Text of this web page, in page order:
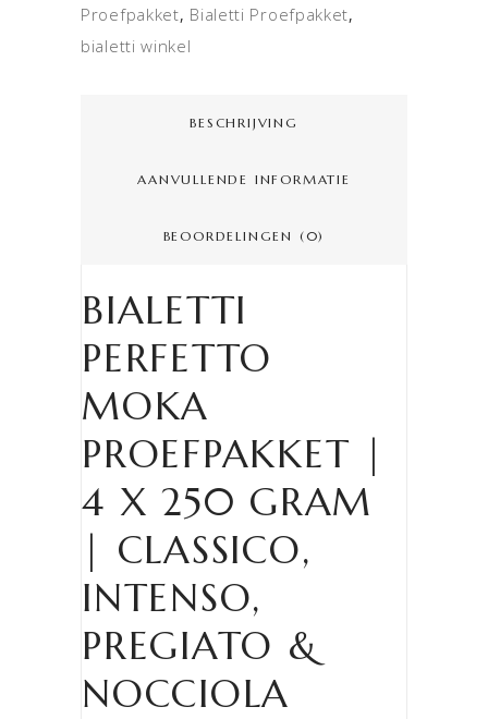
Proefpakket, Bialetti Proefpakket,
bialetti winkel
BESCHRIJVING
AANVULLENDE INFORMATIE
BEOORDELINGEN (0)
BIALETTI
PERFETTO
MOKA
PROEFPAKKET |
4 X 250 GRAM
| CLASSICO,
INTENSO,
PREGIATO &
NOCCIOLA